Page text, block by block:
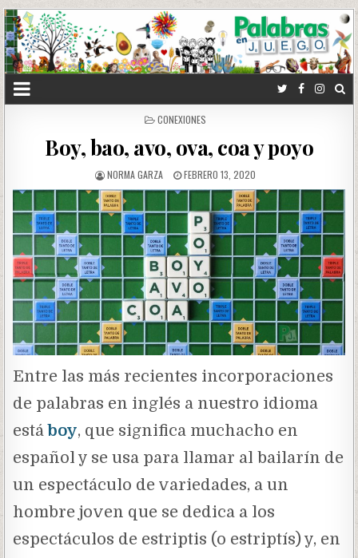
POSTED
CONEXIONES
Boy, bao, avo, ova, coa y poyo
NORMA GARZA FEBRERO 13, 2020
Entre las más recientes incorporaciones
de palabras en inglés a nuestro idioma
estáboy, que significa muchacho en
español y se usa para llamar al bailarín de
un espectáculo de variedades, a un
hombre joven que se dedica a los
espectáculos de estriptis (o estriptís) y, en